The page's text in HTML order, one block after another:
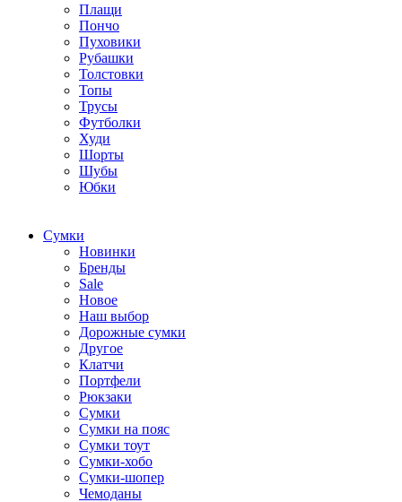
Плащи
Пончо
Пуховики
Рубашки
Толстовки
Топы
Трусы
Футболки
Худи
Шорты
Шубы
Юбки
Cумки
Новинки
Бренды
Sale
Новое
Наш выбор
Дорожные сумки
Другое
Клатчи
Портфели
Рюкзаки
Сумки
Сумки на пояс
Сумки тоут
Сумки-хобо
Сумки-шопер
Чемоданы